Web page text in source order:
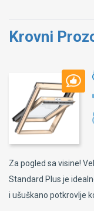
Krovni
Za pogled sa visine!
Standard Plus je
i ušuškano potkrovlje